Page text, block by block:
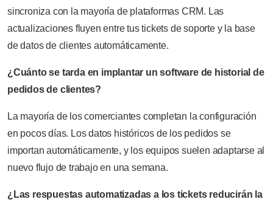
sincroniza con la mayoría de plataformas CRM. Las
actualizaciones fluyen entre tus tickets de soporte y la base
de datos de clientes automáticamente.
¿Cuánto se tarda en implantar un software de historial de
pedidos de clientes?
La mayoría de los comerciantes completan la configuración
en pocos días. Los datos históricos de los pedidos se
importan automáticamente, y los equipos suelen adaptarse al
nuevo flujo de trabajo en una semana.
¿Las respuestas automatizadas a los tickets reducirán la